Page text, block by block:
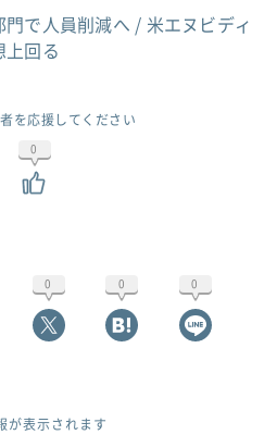
で人員削減へ / 米エヌビディ
上回る
を応援してください
0
0 0 0
が表示されます